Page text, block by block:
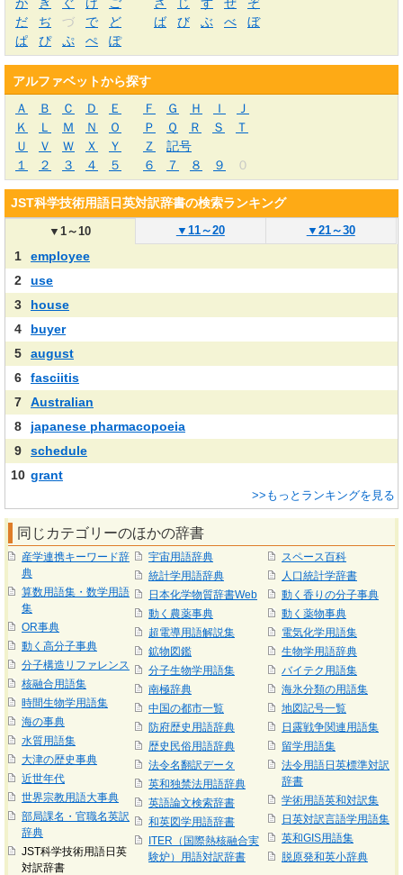
だ
ぢ づ で ど ば び ぶ べ
ぼ
ぱ
ぴ ぷ ぺ ぽ
アルファベットから探す
Ａ
Ｂ Ｃ Ｄ Ｅ Ｆ Ｇ Ｈ Ｉ
Ｊ
Ｋ
Ｌ Ｍ Ｎ Ｏ Ｐ Ｑ Ｒ Ｓ
Ｔ
Ｕ
Ｖ Ｗ Ｘ Ｙ Ｚ
記号
１
２ ３ ４ ５ ６ ７ ８ ９ ０
JST科学技術用語日英対訳辞書の検索ランキング
▼1～10 ▼ 11～20 ▼ 21～30
1
employee
2
use
3
house
4
buyer
5
august
6
fasciitis
7
Australian
8
japanese pharmacopoeia
9
schedule
10 grant
>>もっとランキングを見る
同じカテゴリーのほかの辞書
産学連携キーワード辞
典
算数用語集・数学用語
集
OR事典
動く高分子事典
分子構造リファレンス
核融合用語集
時間生物学用語集
海の事典
水質用語集
大津の歴史事典
近世年代
世界宗教用語大事典
部局課名・官職名英訳
辞典
JST科学技術用語日英
対訳辞書
宇宙用語辞典
統計学用語辞典
日本化学物質辞書Web
動く農薬事典
超電導用語解説集
鉱物図鑑
分子生物学用語集
南極辞典
中国の都市一覧
防府歴史用語辞典
歴史民俗用語辞典
法令名翻訳データ
英和独禁法用語辞典
英語論文検索辞書
和英図学用語辞書
ITER（国際熱核融合実
験炉）用語対訳辞書
スペース百科
人口統計学辞書
動く香りの分子事典
動く薬物事典
電気化学用語集
生物学用語辞典
バイテク用語集
海氷分類の用語集
地図記号一覧
日露戦争関連用語集
留学用語集
法令用語日英標準対訳
辞書
学術用語英和対訳集
日英対訳言語学用語集
英和GIS用語集
脱原発和英小辞典